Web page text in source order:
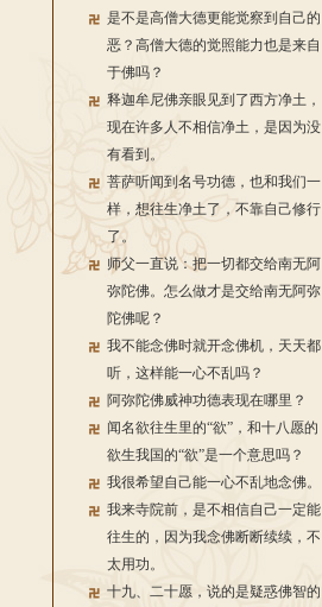
是不是高僧大德更能觉察到自己的
恶？高僧大德的觉照能力也是来自
于佛吗？
释迦牟尼佛亲眼见到了西方净土，
现在许多人不相信净土，是因为没
有看到。
菩萨听闻到名号功德，也和我们一
样，想往生净土了，不靠自己修行
了。
师父一直说：把一切都交给南无阿
弥陀佛。怎么做才是交给南无阿弥
陀佛呢？
我不能念佛时就开念佛机，天天都
听，这样能一心不乱吗？
阿弥陀佛威神功德表现在哪里？
闻名欲往生里的“欲”，和十八愿的
欲生我国的“欲”是一个意思吗？
我很希望自己能一心不乱地念佛。
我来寺院前，是不相信自己一定能
往生的，因为我念佛断断续续，不
太用功。
十九、二十愿，说的是疑惑佛智的